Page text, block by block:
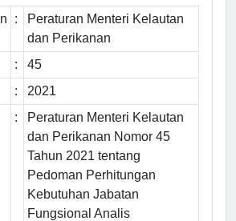
:
Peraturan Menteri Kelautan
dan Perikanan
:
45
:
2021
:
Peraturan Menteri Kelautan
dan Perikanan Nomor 45
Tahun 2021 tentang
Pedoman Perhitungan
Kebutuhan Jabatan
Fungsional Analis